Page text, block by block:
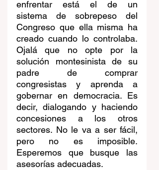
enfrentar está el de un
sistema de sobrepeso del
Congreso que ella misma ha
creado cuando lo controlaba.
Ojalá que no opte por la
solución montesinista de su
padre de comprar
congresistas y aprenda a
gobernar en democracia. Es
decir, dialogando y haciendo
concesiones a los otros
sectores. No le va a ser fácil,
pero no es imposible.
Esperemos que busque las
asesorías adecuadas.